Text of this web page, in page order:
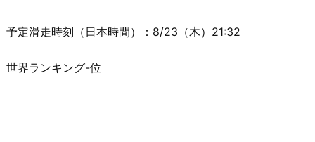
予定滑走時刻（日本時間）：8/23（木）21:32
世界ランキング-位